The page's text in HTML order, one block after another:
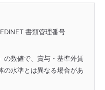
書類管理番号
の数値で、賞与・基準外賃
の水準とは異なる場合があ